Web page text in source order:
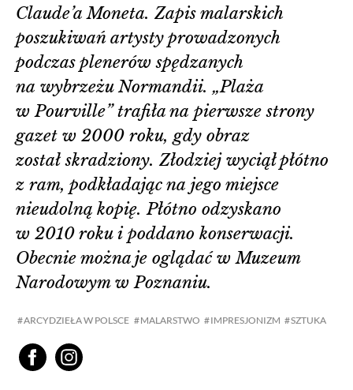
ARCYDZIEŁA W POLSCE MALARSTWO IMPRESJONIZM SZTUKA
Claude’a Moneta. Zapis malarskich
poszukiwań artysty prowadzonych
podczas plenerów spędzanych
na wybrzeżu Normandii. „Plaża
w Pourville” trafiła na pierwsze strony
gazet w 2000 roku, gdy obraz
został skradziony. Złodziej wyciął płótno
z ram, podkładając na jego miejsce
nieudolną kopię. Płótno odzyskano
w 2010 roku i poddano konserwacji.
Obecnie można je oglądać w Muzeum
Narodowym w Poznaniu.